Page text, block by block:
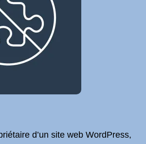
d’un site web WordPress,